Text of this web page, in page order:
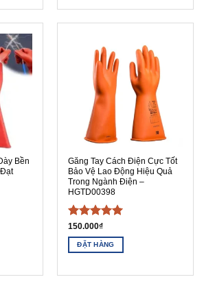
Bền
Găng Tay Cách Điện Cực Tốt
Bảo Vệ Lao Động Hiệu Quả
Trong Ngành Điện –
HGTD00398
Được xếp
hạng55
sao
150.000₫
ĐẶT HÀNG